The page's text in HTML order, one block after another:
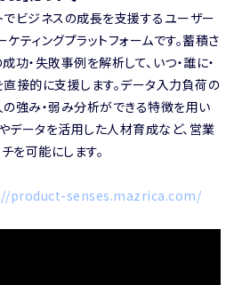
ビジネスの成長を支援するユーザー
ティングプラットフォームです。蓄積さ
・失敗事例を解析して、いつ・誰に・
直接的に支援します。データ入力負荷の
の強み・弱み分析ができる特徴を用い
データを活用した人材育成など、営業
を可能にします。
product-senses.mazrica.com/